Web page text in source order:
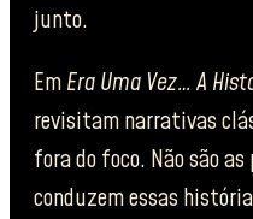
junto.
EmEra Uma Vez… A
revisitam narrativas
fora do foco. Não são
conduzem essas